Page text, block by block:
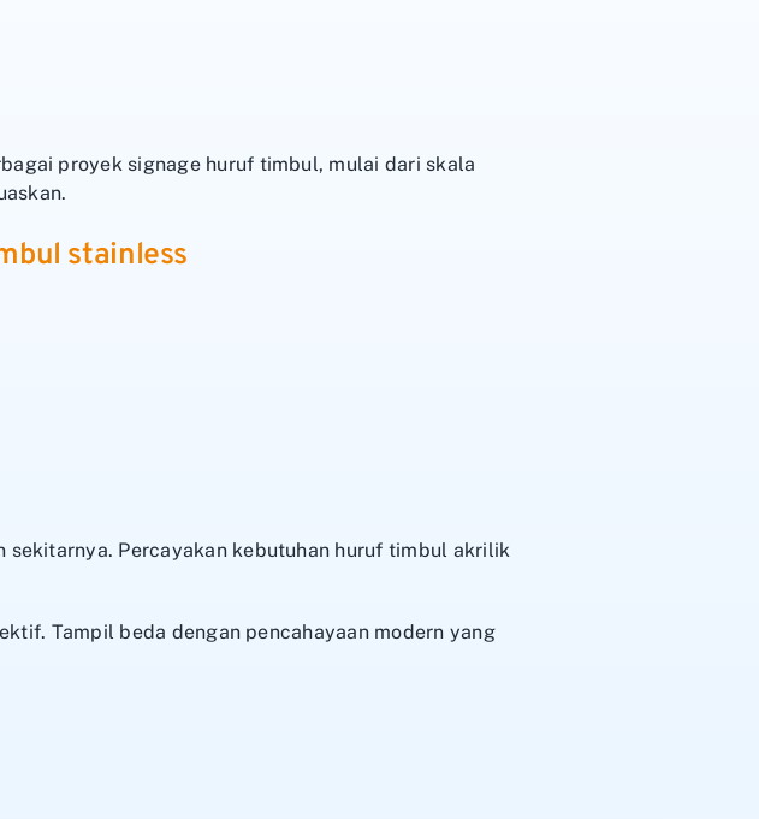
proyek signage huruf timbul, mulai dari skala
stainless
sekitarnya. Percayakan kebutuhan huruf timbul akrilik
Tampil beda dengan pencahayaan modern yang